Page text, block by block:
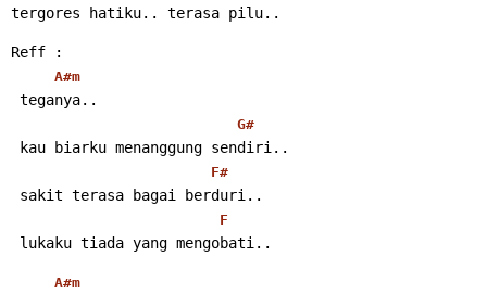
tergores hatiku.. terasa pilu..
Reff :
A#m
teganya..
G#
kau biarku menanggung sendiri..
F#
sakit terasa bagai berduri..
F
lukaku tiada yang mengobati..
A#m